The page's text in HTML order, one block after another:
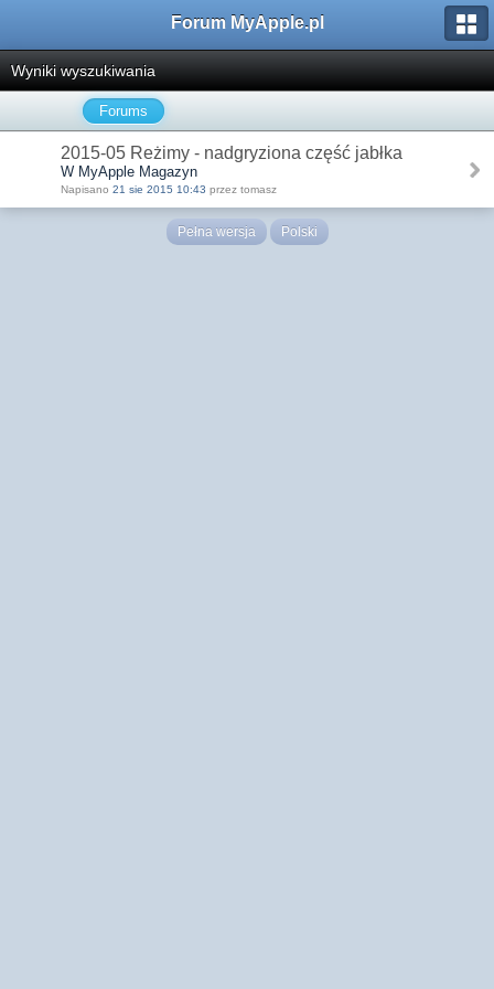
Forum MyApple.pl
Wyniki wyszukiwania
Forums
2015-05 Reżimy - nadgryziona część jabłka
W MyApple Magazyn
Napisano 21 sie 2015 10:43 przez tomasz
Pełna wersja Polski